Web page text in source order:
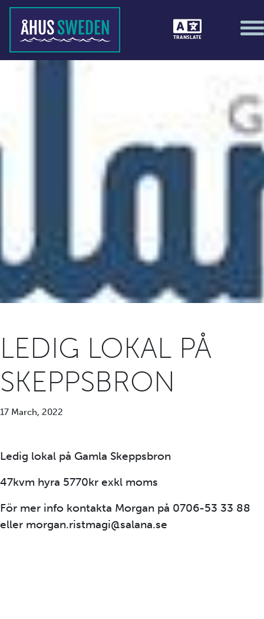
TRANSLATE
LEDIG LOKAL PÅ
SKEPPSBRON
17 March, 2022
Ledig lokal på Gamla Skeppsbron
47kvm hyra 5770kr exkl moms
För mer info kontakta Morgan på 0706-53 33 88
eller morgan.ristmagi@salana.se